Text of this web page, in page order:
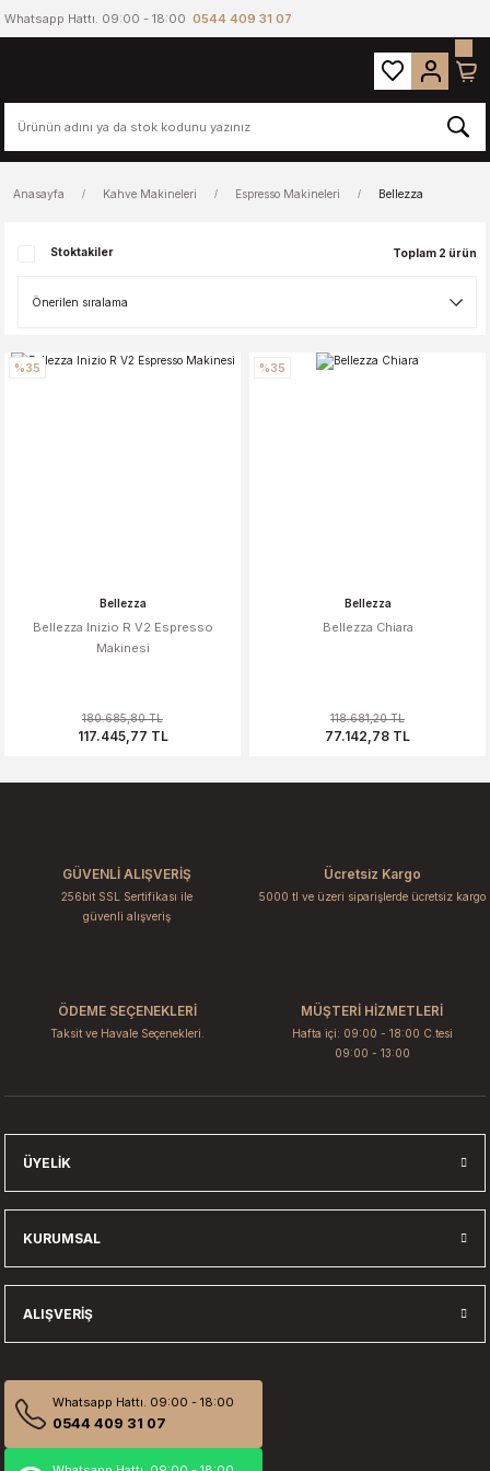
Whatsapp Hattı. 09:00 - 18:00 0544 409 31 07
Anasayfa Kahve Makineleri Espresso Makineleri Bellezza
Stoktakiler Toplam 2 ürün
%35
Bellezza
Bellezza Inizio R V2 Espresso
Makinesi
180.685,80 TL
117.445,77 TL
%35
Bellezza
Bellezza Chiara
118.681,20 TL
77.142,78 TL
GÜVENLİ ALIŞVERİŞ
256bit SSL Sertifikası ile
güvenli alışveriş
Ücretsiz Kargo
5000 tl ve üzeri siparişlerde ücretsiz kargo
ÖDEME SEÇENEKLERİ
Taksit ve Havale Seçenekleri.
MÜŞTERİ HİZMETLERİ
Hafta içi: 09:00 - 18:00 C.tesi
09:00 - 13:00
ÜYELIK
KURUMSAL
ALIŞVERIŞ
Whatsapp Hattı. 09:00 - 18:00
0544 409 31 07